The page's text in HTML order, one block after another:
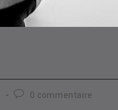
Commentaires
0 commentaire